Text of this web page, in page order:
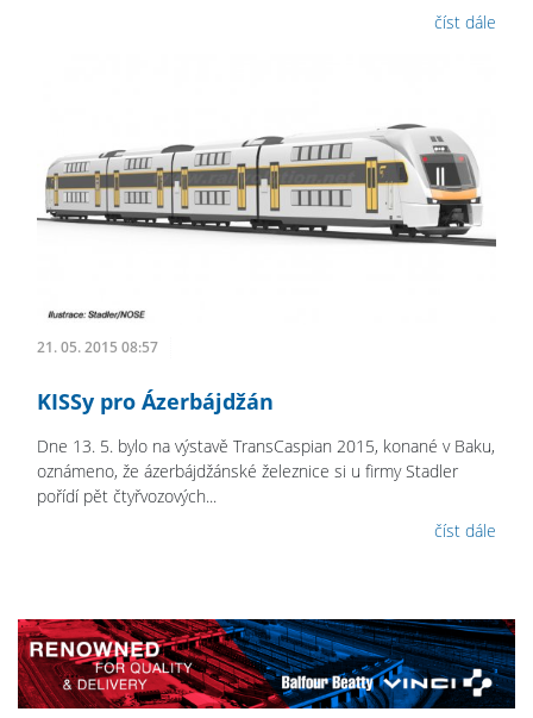
číst dále
21. 05. 2015 08:57
KISSy pro Ázerbájdžán
Dne 13. 5. bylo na výstavě TransCaspian 2015, konané v Baku,
oznámeno, že ázerbájdžánské železnice si u firmy Stadler
pořídí pět čtyřvozových...
číst dále